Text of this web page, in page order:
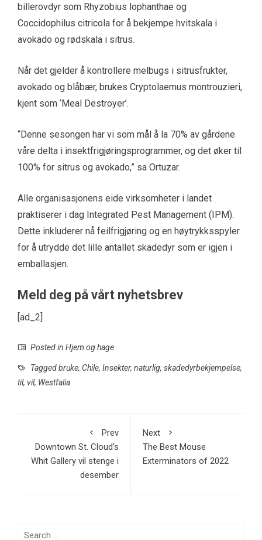
billerovdyr som Rhyzobius lophanthae og
Coccidophilus citricola for å bekjempe hvitskala i
avokado og rødskala i sitrus.
Når det gjelder å kontrollere melbugs i sitrusfrukter,
avokado og blåbær, brukes Cryptolaemus montrouzieri,
kjent som ‘Meal Destroyer’.
“Denne sesongen har vi som mål å la 70% av gårdene
våre delta i insektfrigjøringsprogrammer, og det øker til
100% for sitrus og avokado,” sa Ortuzar.
Alle organisasjonens eide virksomheter i landet
praktiserer i dag Integrated Pest Management (IPM).
Dette inkluderer nå feilfrigjøring og en høytrykksspyler
for å utrydde det lille antallet skadedyr som er igjen i
emballasjen.
Meld deg på vårt nyhetsbrev
[ad_2]
Posted in Hjem og hage
Taggedbruke, Chile, Insekter, naturlig, skadedyrbekjempelse,
til, vil, Westfalia
Prev
Downtown St. Cloud’s
Whit Gallery vil stenge i
desember
Next
The Best Mouse
Exterminators of 2022
Search